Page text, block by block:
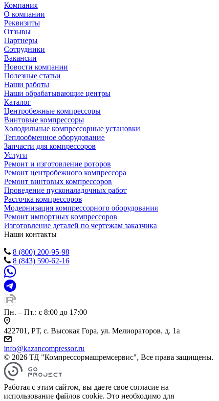
Компания
О компании
Реквизиты
Отзывы
Партнеры
Сотрудники
Вакансии
Новости компании
Полезные статьи
Наши работы
Наши обрабатывающие центры
Каталог
Центробежные компрессоры
Винтовые компрессоры
Холодильные компрессорные установки
Теплообменное оборудование
Запчасти для компрессоров
Услуги
Ремонт и изготовление роторов
Ремонт центробежного компрессора
Ремонт винтовых компрессоров
Проведение пусконаладочных работ
Расточка компрессоров
Модернизация компрессорного оборудования
Ремонт импортных компрессоров
Изготовление деталей по чертежам заказчика
Наши контакты
8 (800) 200-95-98
8 (843) 590-62-16
Пн. – Пт.: с 8:00 до 17:00
422701, РТ, с. Высокая Гора, ул. Мелиораторов, д. 1а
info@kazancompressor.ru
© 2026 ТД "Компрессормашремсервис", Все права защищены.
Работая с этим сайтом, вы даете свое согласие на
использование файлов cookie. Это необходимо для